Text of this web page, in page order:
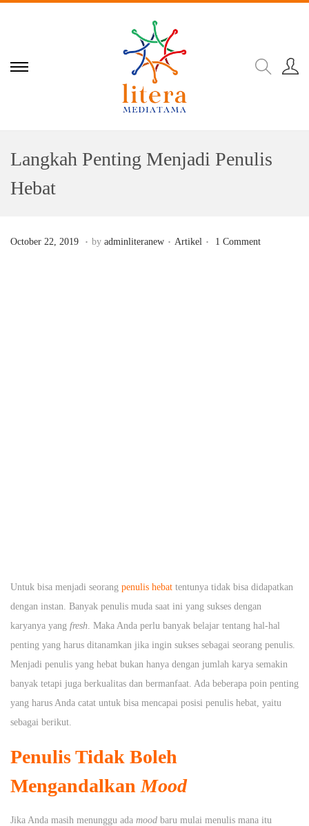
Langkah Penting Menjadi Penulis
Hebat
Posted on
October 22, 2019
D. by adminliteranew . Posted in
Artikel . 1 Comment
Untuk bisa menjadi seorang penulis hebat tentunya tidak bisa didapatkan
dengan instan. Banyak penulis muda saat ini yang sukses dengan
karyanya yang fresh . Maka Anda perlu banyak belajar tentang hal-hal
penting yang harus ditanamkan jika ingin sukses sebagai seorang penulis.
Menjadi penulis yang hebat bukan hanya dengan jumlah karya semakin
banyak tetapi juga berkualitas dan bermanfaat. Ada beberapa poin penting
yang harus Anda catat untuk bisa mencapai posisi penulis hebat, yaitu
sebagai berikut.
Penulis Tidak Boleh
Mengandalkan Mood
Jika Anda masih menunggu ada mood baru mulai menulis mana itu